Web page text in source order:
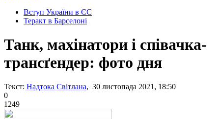
Вступ України в ЄС
Теракт в Барселоні
Танк, махінатори і співачка-
трансґендер: фото дня
Текст: Надтока Світлана, 30 листопада 2021, 18:50
0
1249